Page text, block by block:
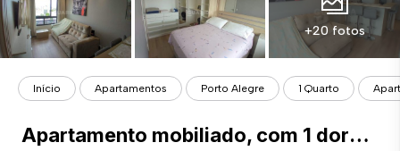
+20 fotos
Início Apartamentos Porto Alegre 1 Quarto
Apartamento mobiliado, com 1 dormitório suíte e 1 vaga de garagem, no bairro Santana - COD: 18908